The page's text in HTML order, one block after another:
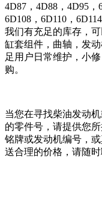
4D87，4D88，4D95，
6D108，6D110，
我们有充足的库存，
缸套组件，曲轴，发
足用户日常维护，小
购。
当您在寻找柴油发动
的零件号，请提供您
铭牌或发动机编号，
送合理的价格，请随时